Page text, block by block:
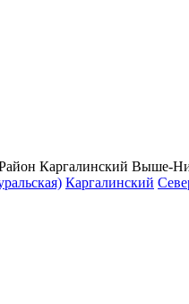
Каргалинский Выше-
Каргалинский